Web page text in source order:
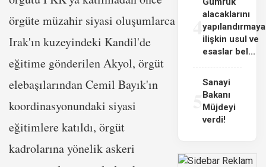
örgüte müzahir siyasi oluşumlarca
Irak'ın kuzeyindeki Kandil'de
eğitime gönderilen Akyol, örgüt
elebaşılarından Cemil Bayık'ın
koordinasyonundaki siyasi
eğitimlere katıldı, örgüt
kadrolarına yönelik askeri
4alacaklarını
yapılandırmaya
ilişkin usul ve
esaslar bel...
Sanayi
Bakanı
Müjdeyi
verdi!